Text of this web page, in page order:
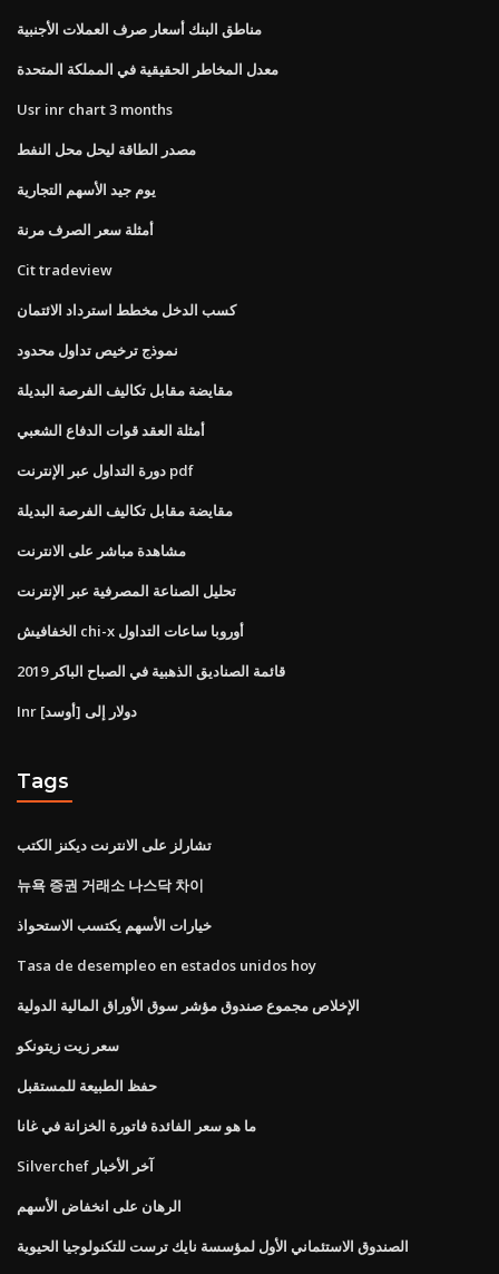
مناطق البنك أسعار صرف العملات الأجنبية
معدل المخاطر الحقيقية في المملكة المتحدة
Usr inr chart 3 months
مصدر الطاقة ليحل محل النفط
يوم جيد الأسهم التجارية
أمثلة سعر الصرف مرنة
Cit tradeview
كسب الدخل مخطط استرداد الائتمان
نموذج ترخيص تداول محدود
مقايضة مقابل تكاليف الفرصة البديلة
أمثلة العقد قوات الدفاع الشعبي
دورة التداول عبر الإنترنت pdf
مقايضة مقابل تكاليف الفرصة البديلة
مشاهدة مباشر على الانترنت
تحليل الصناعة المصرفية عبر الإنترنت
الخفافيش chi-x أوروبا ساعات التداول
قائمة الصناديق الذهبية في الصباح الباكر 2019
Inr دولار إلى [أوسد]
Tags
تشارلز على الانترنت ديكنز الكتب
뉴욕 증권 거래소 나스닥 차이
خيارات الأسهم يكتسب الاستحواذ
Tasa de desempleo en estados unidos hoy
الإخلاص مجموع صندوق مؤشر سوق الأوراق المالية الدولية
سعر زيت زيتونكو
حفظ الطبيعة للمستقبل
ما هو سعر الفائدة فاتورة الخزانة في غانا
Silverchef آخر الأخبار
الرهان على انخفاض الأسهم
الصندوق الاستئماني الأول لمؤسسة نايك ترست للتكنولوجيا الحيوية